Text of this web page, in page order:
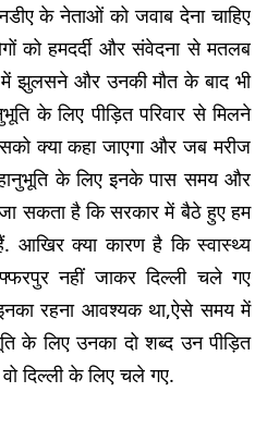
के नेताओं को जवाब देना चाहिए
को हमदर्दी और संवेदना से मतलब
झुलसने और उनकी मौत के बाद भी
के लिए पीड़ित परिवार से मिलने
क्या कहा जाएगा और जब मरीज
के लिए इनके पास समय और
सकता है कि सरकार में बैठे हुए हम
आखिर क्या कारण है कि स्वास्थ्य
नहीं जाकर दिल्ली चले गए
रहना आवश्यक था,ऐसे समय में
के लिए उनका दो शब्द उन पीड़ित
दिल्ली के लिए चले गए.